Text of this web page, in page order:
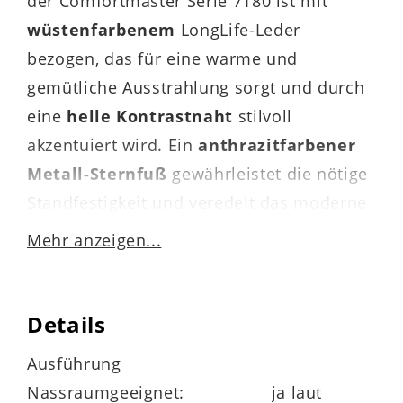
wüstenfarbenem LongLife-Leder
bezogen, das für eine warme und
gemütliche Ausstrahlung sorgt und durch
eine helle Kontrastnaht stilvoll
akzentuiert wird. Einanthrazitfarbener
Metall-Sternfuß gewährleistet die nötige
Standfestigkeit und veredelt das moderne
Design des rundum lederbezogenen und
Auszeichnungen mit dem Goldenen M und
Qualität des Fernsehsessels.
Mehr anzeigen...
Details
Ausführung
Nassraumgeeignet:
ja laut